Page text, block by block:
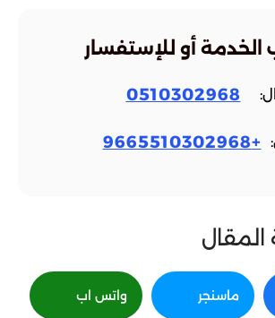
الخدمة أو للإستفسار
0510302968
+9665510302968
ماسنجر واتس اب